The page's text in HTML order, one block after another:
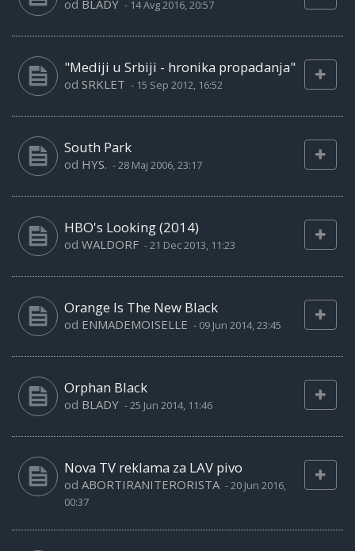
od BLADY - 14 Avg 2016, 20:57
"Mediji u Srbiji - hronika propadanja"
od SRKLET - 15 Sep 2012, 16:52
South Park
od HYS. -28 Maj 2006, 23:17
HBO's Looking (2014)
od WALDORF -21 Dec 2013, 11:23
Orange Is The New Black
od ENMADEMOISELLE - 09 Jun 2014, 23:45
Orphan Black
od BLADY -25 Jun 2014, 11:46
Nova TV reklama za LAV pivo
od ABORTIRANITERORISTA -20 Jun 2016,
00:37